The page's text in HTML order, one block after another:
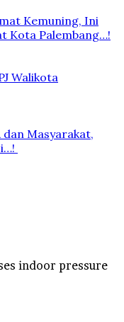
Kemuning, Ini
Kota Palembang…!
Walikota
dan Masyarakat,
indoor pressure